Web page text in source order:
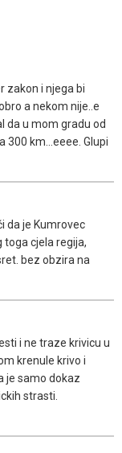
zakon i njega bi
a nekom nije..e
da u mom gradu od
300 km...eeee. Glupi
da je Kumrovec
cjela regija,
bez obzira na
i ne traze krivicu u
krenule krivo i
je samo dokaz
strasti.